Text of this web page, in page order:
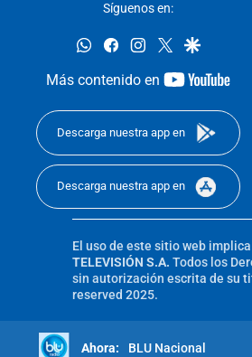
Síguenos en:
whatsappfacebookinstagram
twittergoogle
Más contenido en
Descarga nuestra app en
Descarga nuestra app en
El uso de este sitio web
TELEVISIÓN S.A. Todos los
sin autorización escrita de su
reserved 2025.
BLU Nacional